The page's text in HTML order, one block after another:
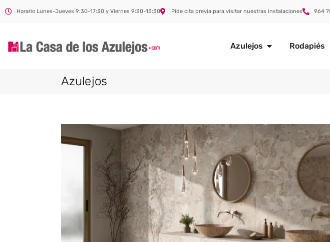
Horario Lunes-Jueves 9:30-17:30 y Viernes 9:30-13:30 Pide cita previa para visitar nuestras instalaciones 964
Azulejos Rodapiés
Azulejos